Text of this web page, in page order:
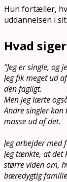
Hun fortæller,
uddannelsen i
Hvad
“Jeg er single, og
Jeg fik meget ud
den fagligt.
Men jeg lærte
Andre singler kan
masse ud af det.
Jeg arbejder
Jeg tænkte, at det
større viden om,
bæredygtig